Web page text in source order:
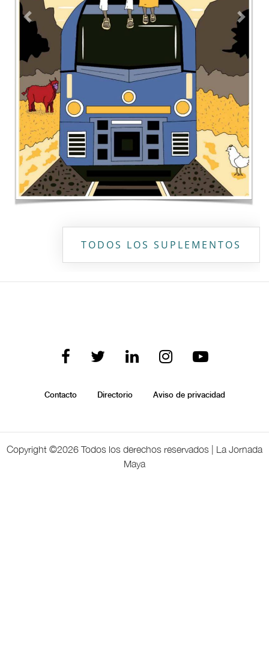
Previous Next
TODOS LOS SUPLEMENTOS
Contacto Directorio Aviso de privacidad
Copyright ©2026 Todos los derechos reservados | La Jornada
Maya